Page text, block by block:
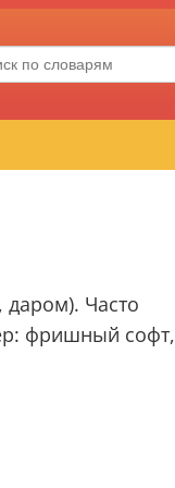
даром). Часто
фришный софт,